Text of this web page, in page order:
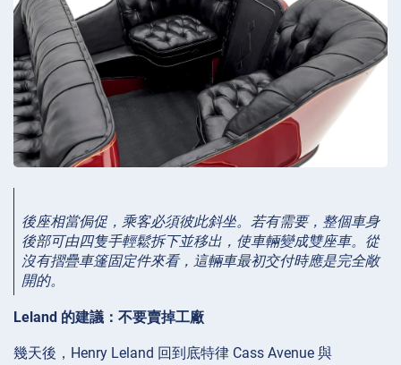
後座相當侷促，乘客必須彼此斜坐。若有需要，整個車身
後部可由四隻手輕鬆拆下並移出，使車輛變成雙座車。從
沒有摺疊車篷固定件來看，這輛車最初交付時應是完全敞
開的。
Leland 的建議：不要賣掉工廠
幾天後，Henry Leland 回到底特律 Cass Avenue 與